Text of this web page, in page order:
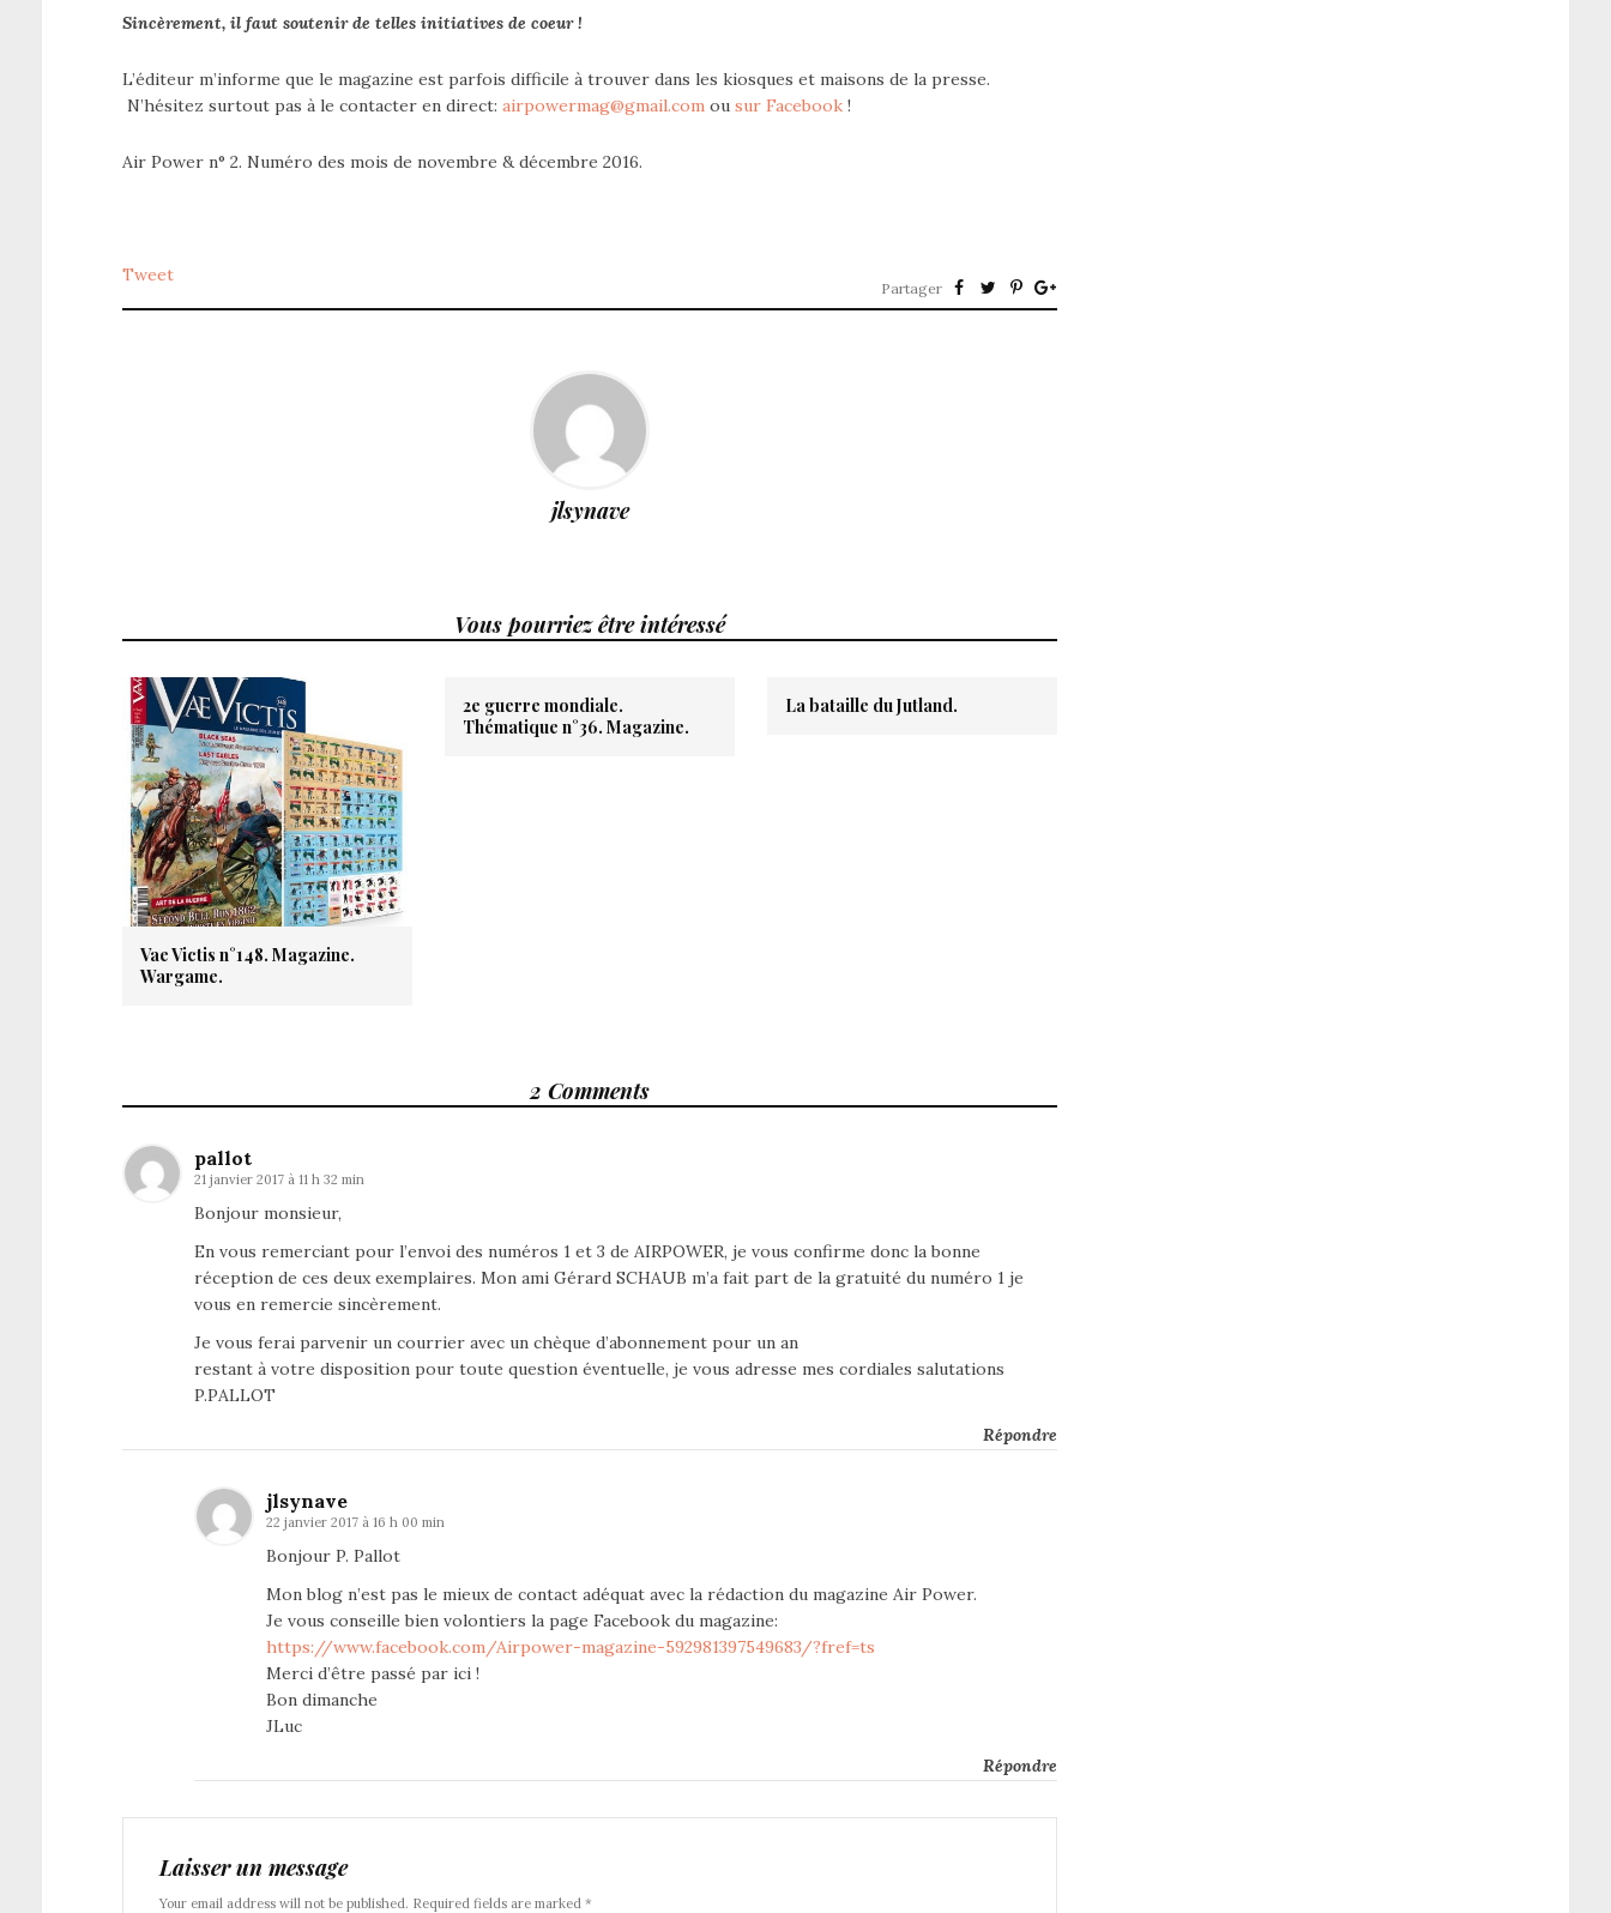
Sincèrement, il faut soutenir de telles initiatives de coeur !
L’éditeur m’informe que le magazine est parfois difficile à trouver dans les kiosques et maisons de la presse.
N’hésitez surtout pas à le contacter en direct: airpowermag@gmail.com ou sur Facebook !
Air Power n° 2. Numéro des mois de novembre & décembre 2016.
Tweet
Partager
jlsynave
Vous pourriez être intéressé
Vae Victis n°148. Magazine.
Wargame.
2e guerre mondiale.
Thématique n°36. Magazine.
La bataille du Jutland.
2 Comments
pallot
21 janvier 2017 à 11 h 32 min
Bonjour monsieur,
En vous remerciant pour l’envoi des numéros 1 et 3 de AIRPOWER, je vous confirme donc la bonne
réception de ces deux exemplaires. Mon ami Gérard SCHAUB m’a fait part de la gratuité du numéro 1 je
vous en remercie sincèrement.
Je vous ferai parvenir un courrier avec un chèque d’abonnement pour un an
restant à votre disposition pour toute question éventuelle, je vous adresse mes cordiales salutations
P.PALLOT
Répondre
jlsynave
22 janvier 2017 à 16 h 00 min
Bonjour P. Pallot
Mon blog n’est pas le mieux de contact adéquat avec la rédaction du magazine Air Power.
Je vous conseille bien volontiers la page Facebook du magazine:
https://www.facebook.com/Airpower-magazine-592981397549683/?fref=ts
Merci d’être passé par ici !
Bon dimanche
JLuc
Répondre
Laisser un message
Your email address will not be published. Required fields are marked *